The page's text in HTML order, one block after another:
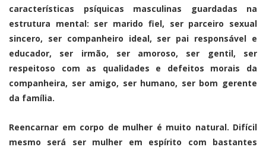
características psíquicas masculinas guardadas na
estrutura mental: ser marido fiel, ser parceiro sexual
sincero, ser companheiro ideal, ser pai responsável e
educador, ser irmão, ser amoroso, ser gentil, ser
respeitoso com as qualidades e defeitos morais da
companheira, ser amigo, ser humano, ser bom gerente
da família.
Reencarnar em corpo de mulher é muito natural. Difícil
mesmo será ser mulher em espírito com bastantes